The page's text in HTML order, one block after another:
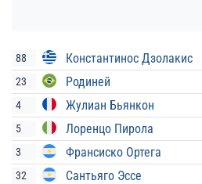
88 Константинос Дзолакис
23 Родиней
4 Жулиан Бьянкон
5 Лоренцо Пирола
3 Франсиско Ортега
32 Сантьяго Эссе